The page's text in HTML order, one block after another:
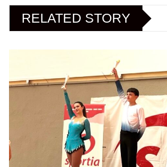
RELATED STORY